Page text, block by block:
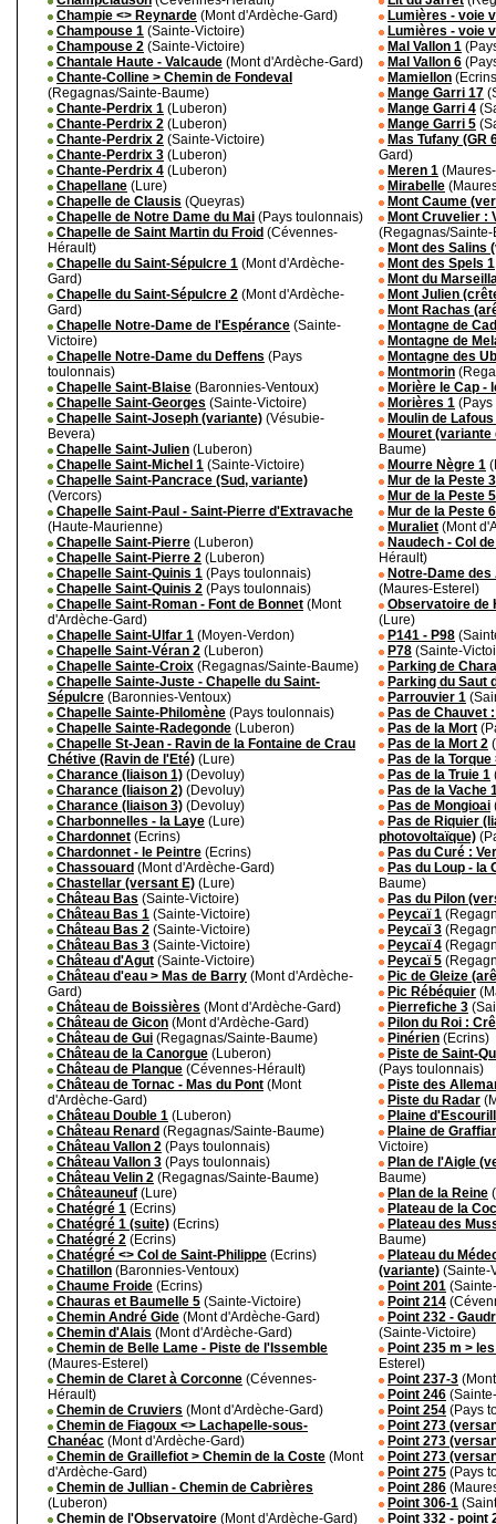
Champie <> Reynarde (Mont d'Ardèche-Gard)
Champouse 1 (Sainte-Victoire)
Champouse 2 (Sainte-Victoire)
Chantale Haute - Valcaude (Mont d'Ardèche-Gard)
Chante-Colline > Chemin de Fondeval
(Regagnas/Sainte-Baume)
Chante-Perdrix 1 (Luberon)
Chante-Perdrix 2 (Luberon)
Chante-Perdrix 2 (Sainte-Victoire)
Chante-Perdrix 3 (Luberon)
Chante-Perdrix 4 (Luberon)
Chapellane (Lure)
Chapelle de Clausis (Queyras)
Chapelle de Notre Dame du Mai (Pays toulonnais)
Chapelle de Saint Martin du Froid (Cévennes-
Hérault)
Chapelle du Saint-Sépulcre 1 (Mont d'Ardèche-
Gard)
Chapelle du Saint-Sépulcre 2 (Mont d'Ardèche-
Gard)
Chapelle Notre-Dame de l'Espérance (Sainte-
Victoire)
Chapelle Notre-Dame du Deffens (Pays
toulonnais)
Chapelle Saint-Blaise (Baronnies-Ventoux)
Chapelle Saint-Georges (Sainte-Victoire)
Chapelle Saint-Joseph (variante) (Vésubie-
Bevera)
Chapelle Saint-Julien (Luberon)
Chapelle Saint-Michel 1 (Sainte-Victoire)
Chapelle Saint-Pancrace (Sud, variante)
(Vercors)
Chapelle Saint-Paul - Saint-Pierre d'Extravache
(Haute-Maurienne)
Chapelle Saint-Pierre (Luberon)
Chapelle Saint-Pierre 2 (Luberon)
Chapelle Saint-Quinis 1 (Pays toulonnais)
Chapelle Saint-Quinis 2 (Pays toulonnais)
Chapelle Saint-Roman - Font de Bonnet (Mont
d'Ardèche-Gard)
Chapelle Saint-Ulfar 1 (Moyen-Verdon)
Chapelle Saint-Véran 2 (Luberon)
Chapelle Sainte-Croix (Regagnas/Sainte-Baume)
Chapelle Sainte-Juste - Chapelle du Saint-
Sépulcre (Baronnies-Ventoux)
Chapelle Sainte-Philomène (Pays toulonnais)
Chapelle Sainte-Radegonde (Luberon)
Chapelle St-Jean - Ravin de la Fontaine de Crau
Chétive (Ravin de l'Eté) (Lure)
Charance (liaison 1) (Devoluy)
Charance (liaison 2) (Devoluy)
Charance (liaison 3) (Devoluy)
Charbonnelles - la Laye (Lure)
Chardonnet (Ecrins)
Chardonnet - le Peintre (Ecrins)
Chassouard (Mont d'Ardèche-Gard)
Chastellar (versant E) (Lure)
Château Bas (Sainte-Victoire)
Château Bas 1 (Sainte-Victoire)
Château Bas 2 (Sainte-Victoire)
Château Bas 3 (Sainte-Victoire)
Château d'Agut (Sainte-Victoire)
Château d'eau > Mas de Barry (Mont d'Ardèche-
Gard)
Château de Boissières (Mont d'Ardèche-Gard)
Château de Gicon (Mont d'Ardèche-Gard)
Château de Gui (Regagnas/Sainte-Baume)
Château de la Canorgue (Luberon)
Château de Planque (Cévennes-Hérault)
Château de Tornac - Mas du Pont (Mont
d'Ardèche-Gard)
Château Double 1 (Luberon)
Château Renard (Regagnas/Sainte-Baume)
Château Vallon 2 (Pays toulonnais)
Château Vallon 3 (Pays toulonnais)
Château Velin 2 (Regagnas/Sainte-Baume)
Châteauneuf (Lure)
Chatégré 1 (Ecrins)
Chatégré 1 (suite) (Ecrins)
Chatégré 2 (Ecrins)
Chatégré <> Col de Saint-Philippe (Ecrins)
Chatillon (Baronnies-Ventoux)
Chaume Froide (Ecrins)
Chauras et Baumelle 5 (Sainte-Victoire)
Chemin André Gide (Mont d'Ardèche-Gard)
Chemin d'Alais (Mont d'Ardèche-Gard)
Chemin de Belle Lame - Piste de l'Issemble
(Maures-Esterel)
Chemin de Claret à Corconne (Cévennes-
Hérault)
Chemin de Cruviers (Mont d'Ardèche-Gard)
Chemin de Fiagoux <> Lachapelle-sous-
Chanéac (Mont d'Ardèche-Gard)
Chemin de Graillefiot > Chemin de la Coste (Mont
d'Ardèche-Gard)
Chemin de Jullian - Chemin de Cabrières
(Luberon)
Chemin de l'Observatoire (Mont d'Ardèche-Gard)
Lumières - voie
Lumières - voie
Mal Vallon 1
Mal Vallon 6
Mamiellon
Mange Garri 17
Mange Garri 4
Mange Garri 5
Mas Tufany (GR
Gard)
Meren 1
Mirabelle
Mont Caume
Mont Cruvelier :
(Regagnas/Sainte-
Mont des Salins
Mont des Spels 1
Mont du
Mont Julien
Mont Rachas
Montagne de
Montagne de
Montagne des
Montmorin
Morière le Cap -
Morières 1
Moulin de Lafous
Mouret (variante
Baume)
Mourre Nègre 1
Mur de la Peste 3
Mur de la Peste 5
Mur de la Peste 6
Muraliet (Mont
Naudech - Col
Hérault)
Notre-Dame
(Maures-Esterel)
Observatoire de
(Lure)
P141 - P98
P78 (Sainte-
Parking de
Parking du Saut
Parrouvier 1
Pas de Chauvet
Pas de la Mort
Pas de la Mort 2
Pas de la
Pas de la Truie 1
Pas de la Vache
Pas de Mongioai
Pas de Riquier
photovoltaïque)
Pas du Curé :
Pas du Loup - la
Baume)
Pas du Pilon
Peycaï 1
Peycaï 3
Peycaï 4
Peycaï 5
Pic de Gleize
Pic Rébéquier
Pierrefiche 3
Pilon du Roi :
Pinérien (Ecrins)
Piste de Saint-
(Pays toulonnais)
Piste des
Piste du Radar
Plaine
Plaine de
Victoire)
Plan de l'Aigle
Baume)
Plan de la Reine
Plateau de la
Plateau des
Baume)
Plateau du
(variante) (Sainte-
Point 201
Point 214
Point 232 -
(Sainte-Victoire)
Point 235 m >
Esterel)
Point 237-3
Point 246
Point 254 (Pays
Point 273
Point 273
Point 273
Point 275 (Pays
Point 286
Point 306-1
Point 332 - point